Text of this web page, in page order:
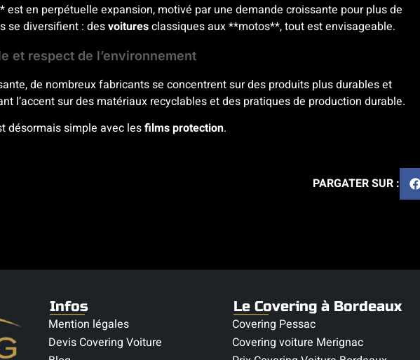
en perpétuelle expansion, motivé par une demande croissante pour plus de
se diversifient : desvoituresclassiques aux **motos**, tout est envisageable.
et respect de l’environnement
de nombreux fabricants se concentrent sur des produits plus durables et
l’accent sur des matériaux recyclables et des pratiques de production durable.
désormais simple avec lesfilms protection.
PARGATER SUR :
Infos
Mention légales
Devis Covering Voiture
Le Covering à Bordeaux
Covering Pessac
Covering voiture Merignac